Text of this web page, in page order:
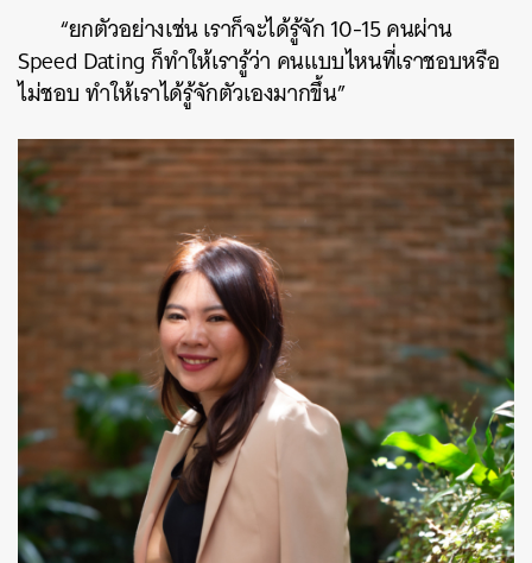
“ยกตัวอย่างเช่น เราก็จะได้รู้จัก 10-15 คนผ่าน
Speed Dating ก็ทำให้เรารู้ว่า คนแบบไหนที่เราชอบหรือ
ไม่ชอบ ทำให้เราได้รู้จักตัวเองมากขึ้น”
SHARE TWEET LINE EMAIL